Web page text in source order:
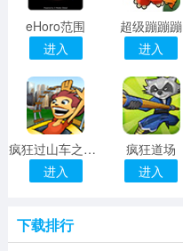
eHoro范围
进入
超级蹦蹦蹦
进入
疯狂过山车之超越极限
进入
疯狂道场
进入
下载排行